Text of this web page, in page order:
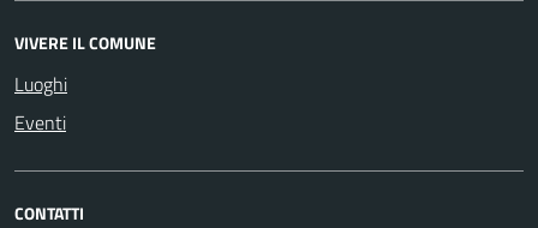
VIVERE IL COMUNE
Luoghi
Eventi
CONTATTI